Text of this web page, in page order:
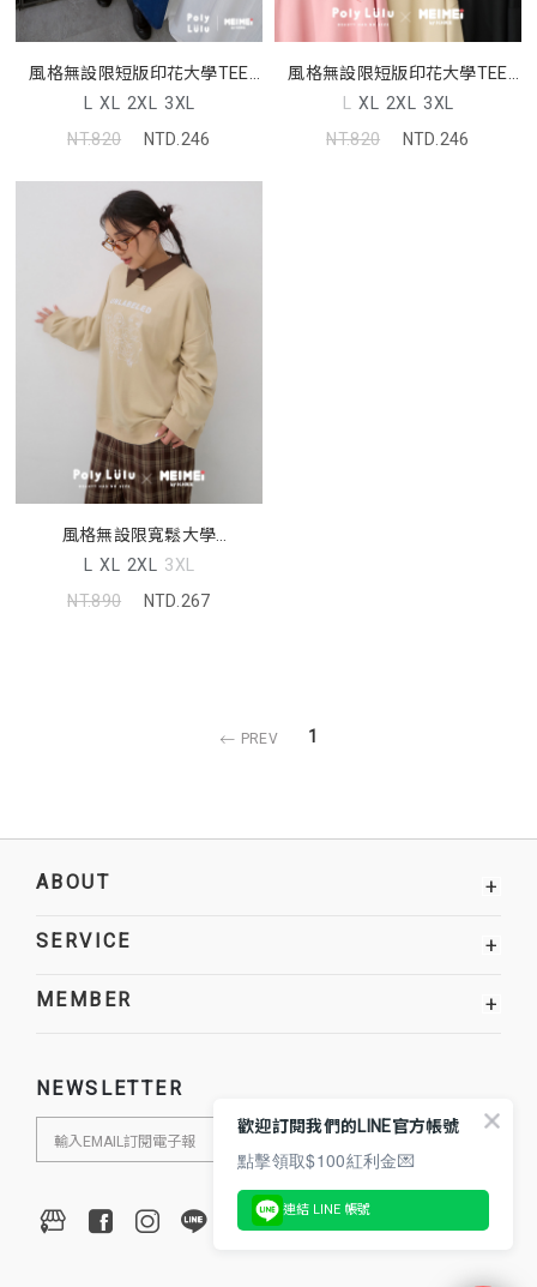
風格無設限短版印花大學TEE
(美美聯名)
L XL 2XL 3XL
NT.820
NTD.246
風格無設限短版印花大學TEE
(美美聯名)
L XL 2XL 3XL
NT.820
NTD.246
風格無設限寬鬆大學
TEE(unisex)(美美聯名)
L XL 2XL 3XL
NT.890
NTD.267
PREV 1
ABOUT +
SERVICE +
MEMBER +
NEWSLETTER
歡迎訂閱我們的LINE官方帳號
點擊領取$100紅利金💌
連結 LINE 帳號